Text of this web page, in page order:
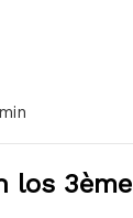
los 3ème